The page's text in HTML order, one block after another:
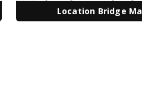
Location Bridge